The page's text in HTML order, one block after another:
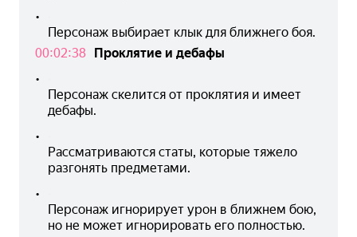
Персонаж выбирает клык для ближнего боя.
00:02:38 Проклятие и дебафы
Персонаж скелится от проклятия и имеет
дебафы.
Рассматриваются статы, которые тяжело
разгонять предметами.
Персонаж игнорирует урон в ближнем бою,
но не может игнорировать его полностью.